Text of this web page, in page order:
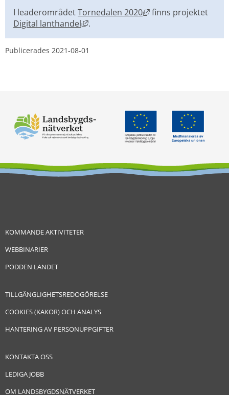
I leaderområdet Tornedalen 2020 Länk till annan
Digital lanthandel
Länk till annan webbplats, öppnas i
.
Publicerades 2021-08-01
KOMMANDE AKTIVITETER
WEBBINARIER
PODDEN LANDET
TILLGÄNGLIGHETSREDOGÖRELSE
COOKIES (KAKOR) OCH ANALYS
HANTERING AV PERSONUPPGIFTER
KONTAKTA OSS
LEDIGA JOBB
OM LANDSBYGDSNÄTVERKET